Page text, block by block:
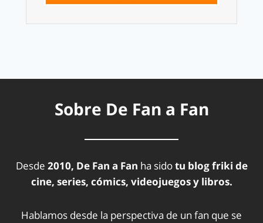
Sobre De Fan a Fan
Desde 2010, De Fan a Fan ha sidotu blog friki de
cine, series, cómics, videojuegos y libros.
Hablamos desde la perspectiva de un fan que se